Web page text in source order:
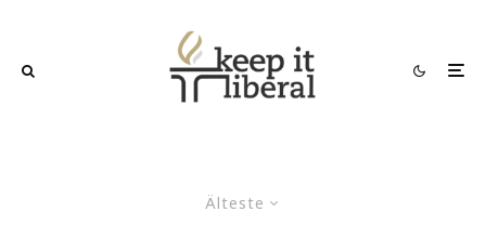
Älteste